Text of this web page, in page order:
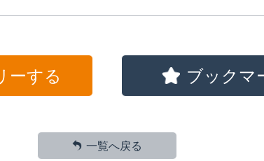
ーする ブックマ
一覧へ戻る